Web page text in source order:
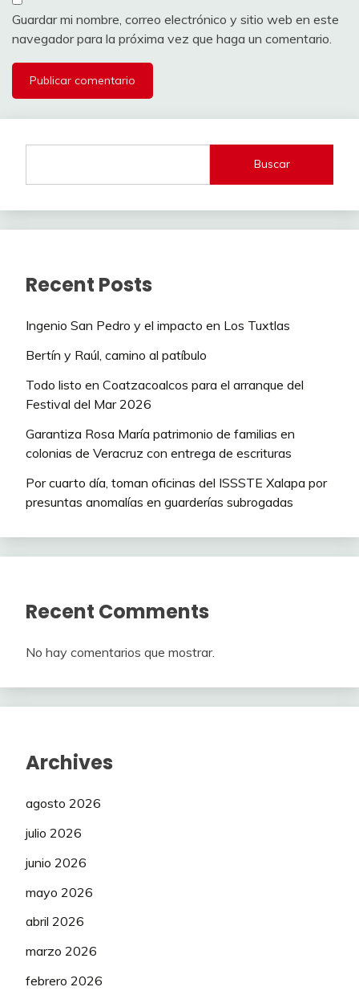
Guardar mi nombre, correo electrónico y sitio web en este
navegador para la próxima vez que haga un comentario.
Buscar
Recent Posts
Ingenio San Pedro y el impacto en Los Tuxtlas
Bertín y Raúl, camino al patíbulo
Todo listo en Coatzacoalcos para el arranque del
Festival del Mar 2026
Garantiza Rosa María patrimonio de familias en
colonias de Veracruz con entrega de escrituras
Por cuarto día, toman oficinas del ISSSTE Xalapa por
presuntas anomalías en guarderías subrogadas
Recent Comments
No hay comentarios que mostrar.
Archives
agosto 2026
julio 2026
junio 2026
mayo 2026
abril 2026
marzo 2026
febrero 2026